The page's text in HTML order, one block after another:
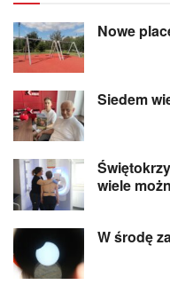
Nowe
Siedem
wiele
W środę